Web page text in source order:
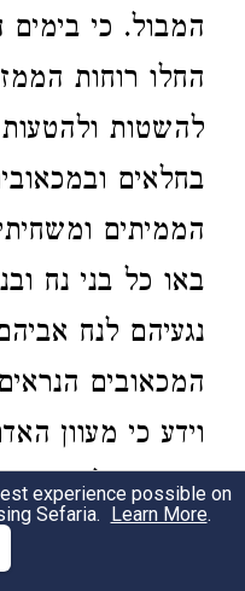
המבול. כי
החלו רוחות
להשטות
בחלאים
הממיתים
באו כל בני נח
נגעיהם לנח
המכאובים
וידע כי מעוון
יתענו בכל מיני
קידש נח את בניו
experience possible on
Sefaria. Learn More.